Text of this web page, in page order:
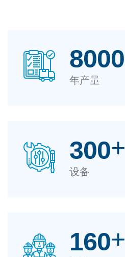
8000
年产量
300+
设备
160+